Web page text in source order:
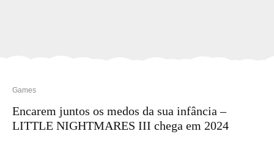
Games
Encarem juntos os medos da sua infância –
LITTLE NIGHTMARES III chega em 2024